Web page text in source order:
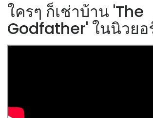
ใครๆ ก็เช่าบ้าน 'The
Godfather' ในนิวยอ